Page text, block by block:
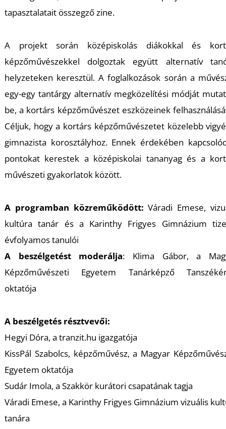
tapasztalatait összegző zine.
A projekt során középiskolás diákokkal és
képzőművészekkel dolgoztak együtt alternatív
helyzeteken keresztül. A foglalkozások során a
egy-egy tantárgy alternatív megközelítési módját
be, a kortárs képzőművészet eszközeinek
Céljuk, hogy a kortárs képzőművészetet közelebb
gimnazista korosztályhoz. Ennek érdekében
pontokat kerestek a középiskolai tananyag és a
művészeti gyakorlatok között.
A programban közreműködött:Váradi Emese,
kultúra tanár és a Karinthy Frigyes Gimnázium
évfolyamos tanulói
A beszélgetést moderálja: Klima Gábor, a
Képzőművészeti Egyetem Tanárképző
oktatója
A beszélgetés résztvevői:
Hegyi Dóra, a tranzit.hu igazgatója
KissPál Szabolcs, képzőművész, a Magyar
Egyetem oktatója
Sudár Imola, a Szakkör kurátori csapatának tagja
Váradi Emese, a Karinthy Frigyes Gimnázium vizuális
tanára